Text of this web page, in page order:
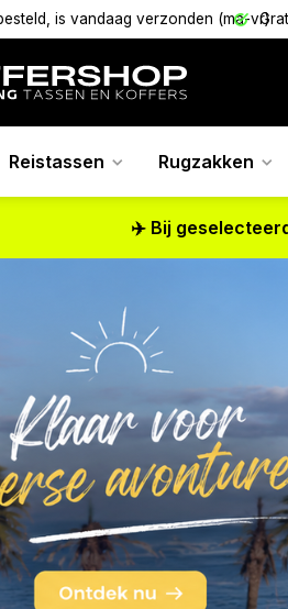
(ma-vr)Gratis verzending vanaf €39,95
Reistassen Rugzakken
✈️ Bij